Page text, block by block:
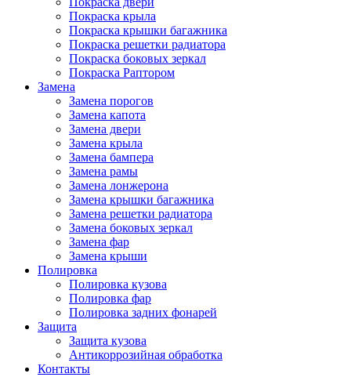
Покраска крыла
Покраска крышки багажника
Покраска решетки радиатора
Покраска боковых зеркал
Покраска Раптором
Замена
Замена порогов
Замена капота
Замена двери
Замена крыла
Замена бампера
Замена рамы
Замена лонжерона
Замена крышки багажника
Замена решетки радиатора
Замена боковых зеркал
Замена фар
Замена крыши
Полировка
Полировка кузова
Полировка фар
Полировка задних фонарей
Защита
Защита кузова
Антикоррозийная обработка
Контакты